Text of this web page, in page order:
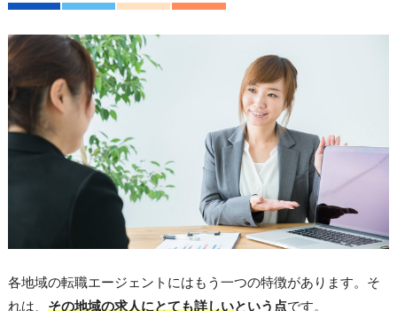
各地域の転職エージェントにはもう一つの特徴があります。そ
れは、 その地域の求人にとても詳しいという点です。